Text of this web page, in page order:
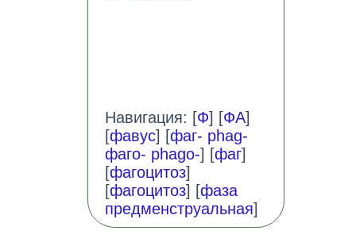
Навигация: [Ф] [ФА]
[фавус] [фаг- phag-
фаго- phago-] [фаг]
[фагоцитоз]
[фагоцитоз] [фаза
предменструальная]